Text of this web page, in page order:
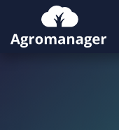
Zum Inhalt springen